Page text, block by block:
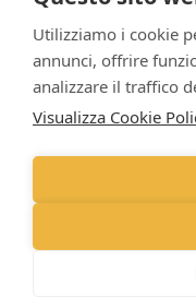
Utilizziamo i cookie
annunci, offrire
analizzare il traffico
Visualizza Cookie
Codice Struttura: SV-
Sede Legale: Piazza Tre
Capitale Sociale 20.000€ |
MONZA BRIANZA LODI